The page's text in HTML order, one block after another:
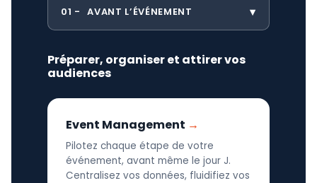
01 AVANT L’ÉVÉNEMENT
Préparer, organiser et attirer vos
audiences
Event Management
Pilotez chaque étape de votre
événement, avant même le jour J.
Centralisez vos données, fluidifiez vos